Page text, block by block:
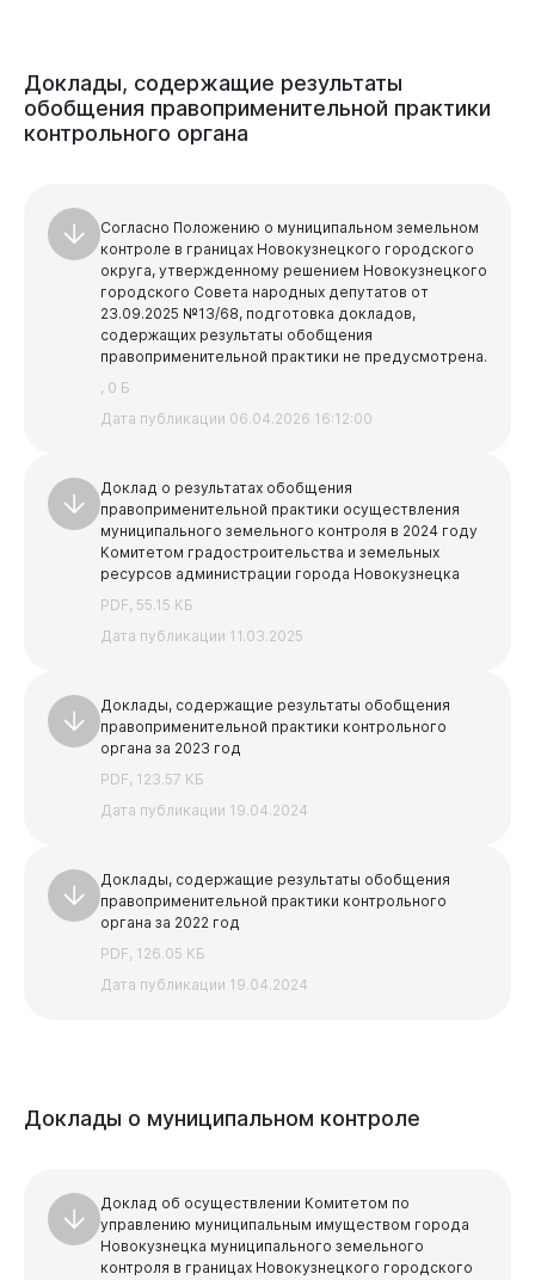
Доклады, содержащие результаты
обобщения правоприменительной практики
контрольного органа
Согласно Положению о муниципальном земельном
контроле в границах Новокузнецкого городского
округа, утвержденному решением Новокузнецкого
городского Совета народных депутатов от
23.09.2025 №13/68, подготовка докладов,
содержащих результаты обобщения
правоприменительной практики не предусмотрена.
, 0 Б
Дата публикации 06.04.2026 16:12:00
Доклад о результатах обобщения
правоприменительной практики осуществления
муниципального земельного контроля в 2024 году
Комитетом градостроительства и земельных
ресурсов администрации города Новокузнецка
PDF, 55.15 КБ
Дата публикации 11.03.2025
Доклады, содержащие результаты обобщения
правоприменительной практики контрольного
органа за 2023 год
PDF, 123.57 КБ
Дата публикации 19.04.2024
Доклады, содержащие результаты обобщения
правоприменительной практики контрольного
органа за 2022 год
PDF, 126.05 КБ
Дата публикации 19.04.2024
Доклады о муниципальном контроле
Доклад об осуществлении Комитетом по
управлению муниципальным имуществом города
Новокузнецка муниципального земельного
контроля в границах Новокузнецкого городского